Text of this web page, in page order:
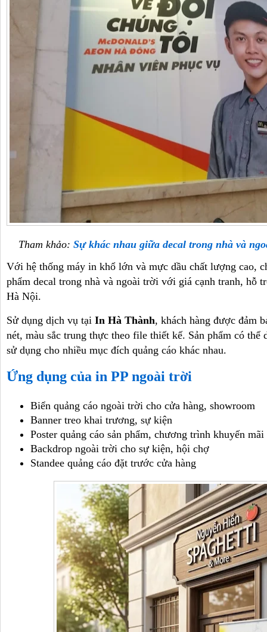
Tham khảo: Sự khác nhau giữa decal trong nhà và
Với hệ thống máy in khổ lớn và mực dầu chất lượng cao,
phẩm decal trong nhà và ngoài trời với giá cạnh tranh, hỗ
Hà Nội.
Sử dụng dịch vụ tại In Hà Thành, khách hàng được đảm
nét, màu sắc trung thực theo file thiết kế. Sản phẩm có thể
sử dụng cho nhiều mục đích quảng cáo khác nhau.
Ứng dụng của in PP ngoài trời
Biển quảng cáo ngoài trời cho cửa hàng, showroom
Banner treo khai trương, sự kiện
Poster quảng cáo sản phẩm, chương trình khuyến mãi
Backdrop ngoài trời cho sự kiện, hội chợ
Standee quảng cáo đặt trước cửa hàng